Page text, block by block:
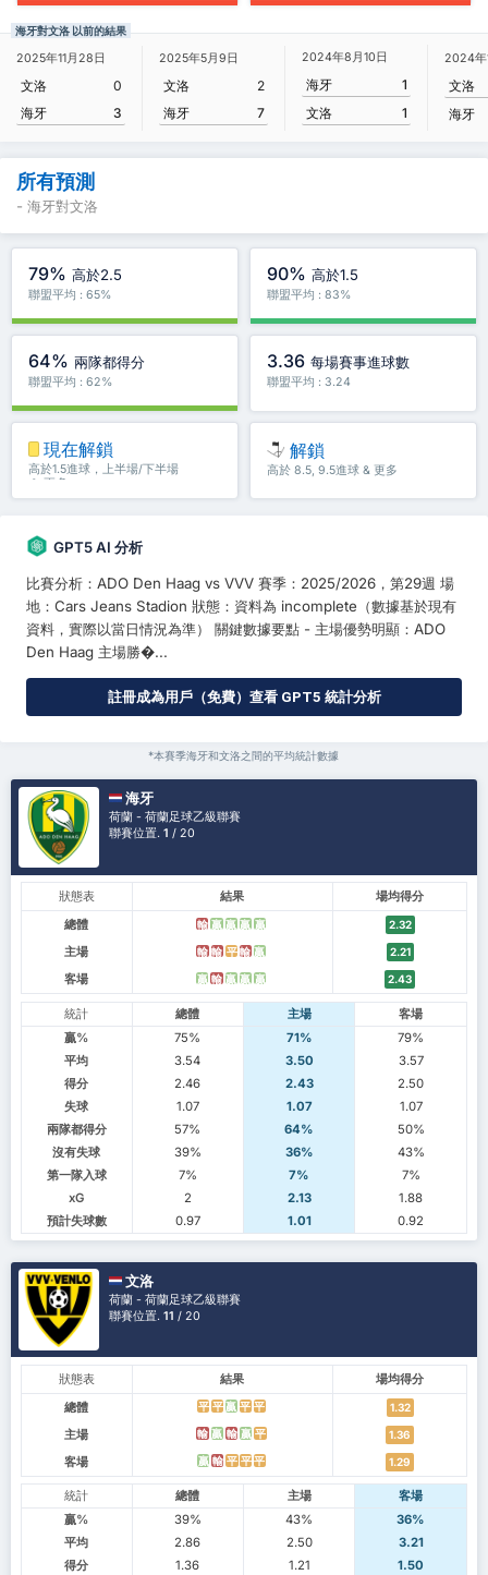
海牙對文洛 以前的結果
2025年11月28日
文洛
0
海牙
3
2025年5月9日
文洛
2
海牙
7
2024年8月10日
海牙
1
文洛
1
2024年
文洛
海牙
所有預測
- 海牙對文洛
79% 高於2.5
聯盟平均 : 65%
90% 高於1.5
聯盟平均 : 83%
64% 兩隊都得分
聯盟平均 : 62%
3.36 每場賽事進球數
聯盟平均 : 3.24
現在解鎖
高於1.5進球，上半場/下半場
＆ 更多
解鎖
高於 8.5, 9.5進球 & 更多
GPT5 AI 分析
比賽分析：ADO Den Haag vs VVV 賽季：2025/2026，第29週 場
地：Cars Jeans Stadion 狀態：資料為 incomplete（數據基於現有
資料，實際以當日情況為準） 關鍵數據要點 - 主場優勢明顯：ADO
Den Haag 主場勝�...
註冊成為用戶（免費）查看 GPT5 統計分析
*本賽季海牙和文洛之間的平均統計數據
海牙
荷蘭 - 荷蘭足球乙級聯賽
聯賽位置.1 / 20
狀態表 結果
場均得分
總體
輸 贏 贏 贏 贏 2.32
主場 輸 輸 平 輸 贏 2.21
客場 贏 輸 贏 贏 贏 2.43
統計 總體 主場
客場
贏%
75% 71%
79%
平均
3.54 3.50
3.57
得分
2.46 2.43
2.50
失球
1.07 1.07
1.07
兩隊都得分
57% 64%
50%
沒有失球
39% 36%
43%
第一隊入球
7% 7%
7%
xG
2 2.13
1.88
預計失球數
0.97 1.01 0.92
文洛
荷蘭 - 荷蘭足球乙級聯賽
聯賽位置.11 / 20
狀態表 結果
場均得分
總體
平 平 贏 平 平 1.32
主場 輸 贏 輸 贏 平 1.36
客場 贏 輸 平 平 平 1.29
統計 總體 主場
客場
贏%
39% 43%
36%
平均
2.86 2.50
3.21
得分
1.36 1.21
1.50